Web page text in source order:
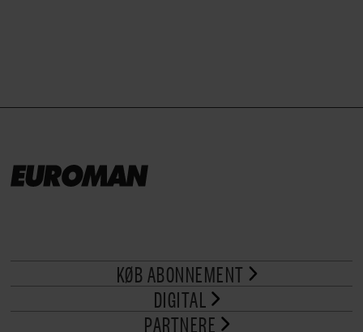
KØB ABONNEMENT
DIGITAL
PARTNERE